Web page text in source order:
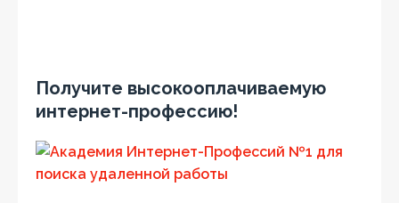
Получите высокооплачиваемую
интернет-профессию!